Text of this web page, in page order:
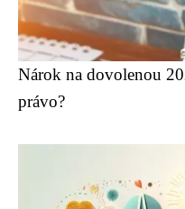
Nárok na dovolenou
právo?